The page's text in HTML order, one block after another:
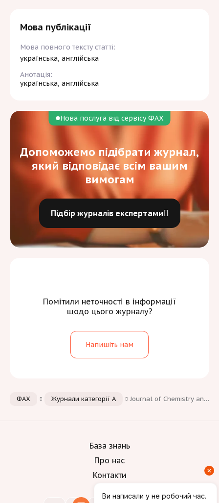
Мова публікації
Мова повного тексту статті:
українська, англійська
Анотація:
українська, англійська
Помітили неточності в інформації
щодо цього журналу?
Напишіть нам
Нова послуга від сервісу ФАХ
Допоможемо підібрати журнал,
який відповідає всім вашим
вимогам
Підбір журналів експертами
ФАХ Журнали категорії А Journal of Chemistry and Technologies
База знань
Про нас
Контакти